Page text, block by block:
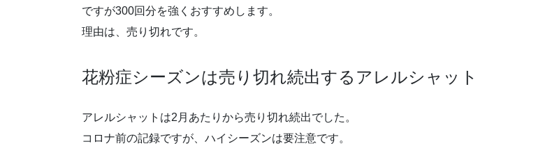
ですが300回分を強くおすすめします。
理由は、売り切れです。
花粉症シーズンは売り切れ続出するアレルシャット
アレルシャットは2月あたりから売り切れ続出でした。
コロナ前の記録ですが、ハイシーズンは要注意です。